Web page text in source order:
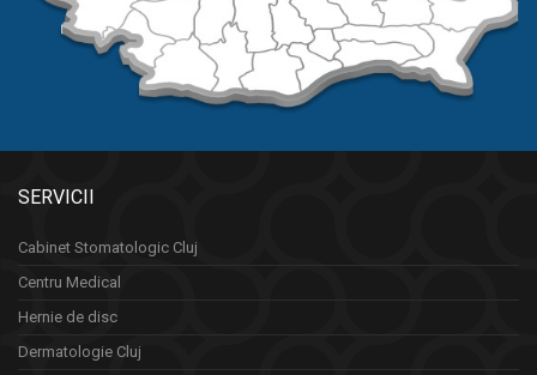
SERVICII
Cabinet Stomatologic Cluj
Centru Medical
Hernie de disc
Dermatologie Cluj